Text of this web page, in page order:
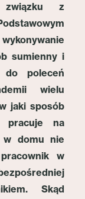
związku z
sumienny i
do poleceń
wielu
jaki sposób
pracuje na
w domu nie
w
Skąd